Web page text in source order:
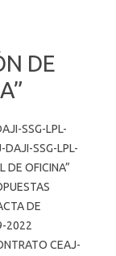
DE
SSG-LPL-
SSG-LPL-
DE OFICINA”
DE
2022
CEAJ-